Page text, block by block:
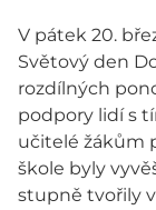
V pátek 20.
Světový den
rozdílných
podpory lidí s
učitelé žákům
škole byly
stupně tvořily